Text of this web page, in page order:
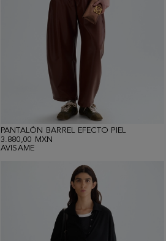
PANTALÓN BARREL EFECTO PIEL
3.880,00 MXN
AVISAME